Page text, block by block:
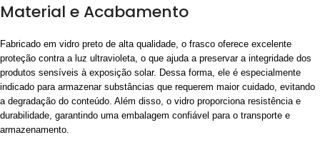
Material e Acabamento
Fabricado em vidro preto de alta qualidade, o frasco oferece excelente
proteção contra a luz ultravioleta, o que ajuda a preservar a integridade dos
produtos sensíveis à exposição solar. Dessa forma, ele é especialmente
indicado para armazenar substâncias que requerem maior cuidado, evitando
a degradação do conteúdo. Além disso, o vidro proporciona resistência e
durabilidade, garantindo uma embalagem confiável para o transporte e
armazenamento.